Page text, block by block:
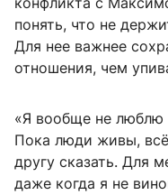
понять, что не
Для нее важнее
отношения, чем
«Я вообще не люблю
Пока люди живы,
другу сказать. Для
даже когда я не